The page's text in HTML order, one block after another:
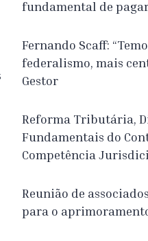
fundamental de
Fernando Scaff:
federalismo, mais
Gestor
Reforma Tributária,
Fundamentais do
Competência
Reunião de
para o